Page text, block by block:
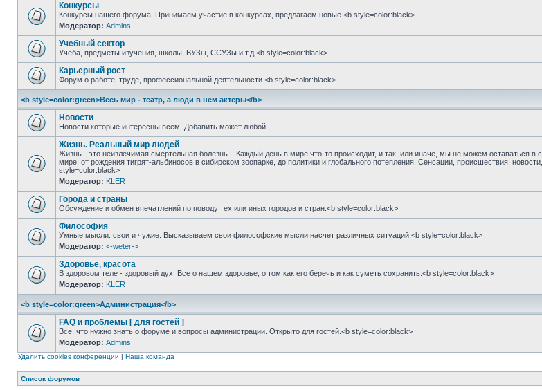
Конкурсы
Конкурсы нашего форума. Принимаем участие в конкурсах, предлагаем новые.<b style=color:black>
Модератор: Admins
Учебный сектор
Учеба, предметы изучения, школы, ВУЗы, ССУЗы и т.д.<b style=color:black>
Карьерный рост
Форум о работе, труде, профессиональной деятельности.<b style=color:black>
<b style=color:green>Весь мир - театр, а люди в нем актеры</b>
Новости
Новости которые интересны всем. Добавить может любой.
Жизнь. Реальный мир людей
Жизнь - это неизлечимая смертельная болезнь... Каждый день в мире что-то происходит, и так, или иначе, мы не можем оставаться в
мире: от рождения тигрят-альбиносов в сибирском зоопарке, до политики и глобального потепления. Сенсации, происшествия,
style=color:black>
Модератор: KLER
Города и страны
Обсуждение и обмен впечатлений по поводу тех или иных городов и стран.<b style=color:black>
Философия
Умные мысли: свои и чужие. Высказываем свои философские мысли насчет различных ситуаций.<b style=color:black>
Модератор: <-weter->
Здоровье, красота
В здоровом теле - здоровый дух! Все о нашем здоровье, о том как его беречь и как суметь сохранить.<b style=color:black>
Модератор: KLER
<b style=color:green>Администрация</b>
FAQ и проблемы [ для гостей ]
Все, что нужно знать о форуме и вопросы администрации. Открыто для гостей.<b style=color:black>
Модератор: Admins
Удалить cookies конференции | Наша команда
Список форумов